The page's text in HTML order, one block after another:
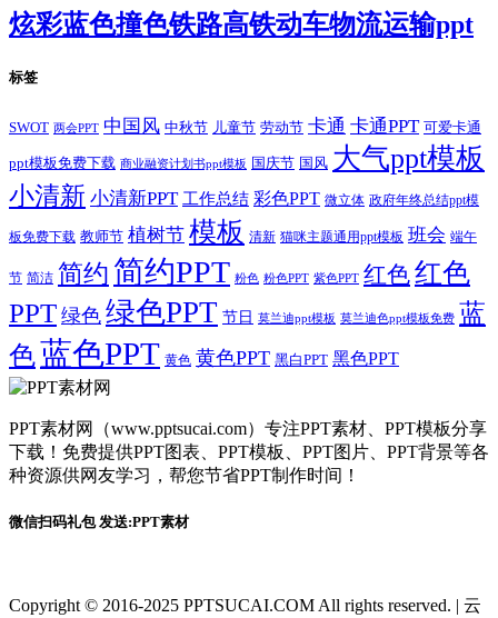
炫彩蓝色撞色铁路高铁动车物流运输ppt
标签
SWOT 两会PPT 中国风 中秋节 儿童节 劳动节 卡通 卡通PPT 可爱卡通
ppt模板免费下载 商业融资计划书ppt模板 国庆节 国风 大气ppt模板
小清新 小清新PPT 工作总结 彩色PPT 微立体 政府年终总结ppt模
板免费下载 教师节 植树节 模板 清新 猫咪主题通用ppt模板 班会 端午
节 简洁 简约 简约PPT 粉色 粉色PPT 紫色PPT 红色红色
PPT 绿色 绿色PPT 节日 莫兰迪ppt模板 莫兰迪色ppt模板免费 蓝
色蓝色PPT 黄色 黄色PPT 黑白PPT 黑色PPT
PPT素材网（www.pptsucai.com）专注PPT素材、PPT模板分享
下载！免费提供PPT图表、PPT模板、PPT图片、PPT背景等各
种资源供网友学习，帮您节省PPT制作时间！
微信扫码礼包 发送:PPT素材
Copyright © 2016-2025 PPTSUCAI.COM All rights reserved. | 云